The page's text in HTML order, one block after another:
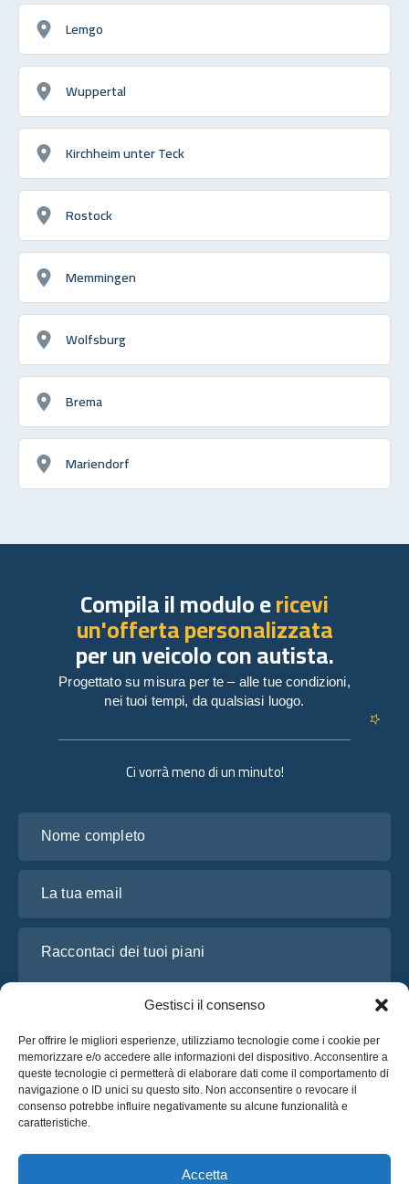
Gestisci il consenso
Per offrire le migliori esperienze, utilizziamo tecnologie come i cookie per
memorizzare e/o accedere alle informazioni del dispositivo. Acconsentire a
queste tecnologie ci permetterà di elaborare dati come il comportamento di
navigazione o ID unici su questo sito. Non acconsentire o revocare il
consenso potrebbe influire negativamente su alcune funzionalità e
caratteristiche.
Accetta
Lemgo
Wuppertal
Kirchheim unter Teck
Rostock
Memmingen
Wolfsburg
Brema
Mariendorf
Ci vorrà meno di un minuto!
Ho letto e accetto l’
Richiedi un preventivo
Compila il modulo ericevi
un'offerta personalizzata
per un veicolo con autista.
Progettato su misura per te – alle tue condizioni,
nei tuoi tempi, da qualsiasi luogo.